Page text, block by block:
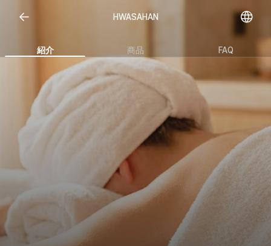
HWASAHAN
紹介 商品 FAQ